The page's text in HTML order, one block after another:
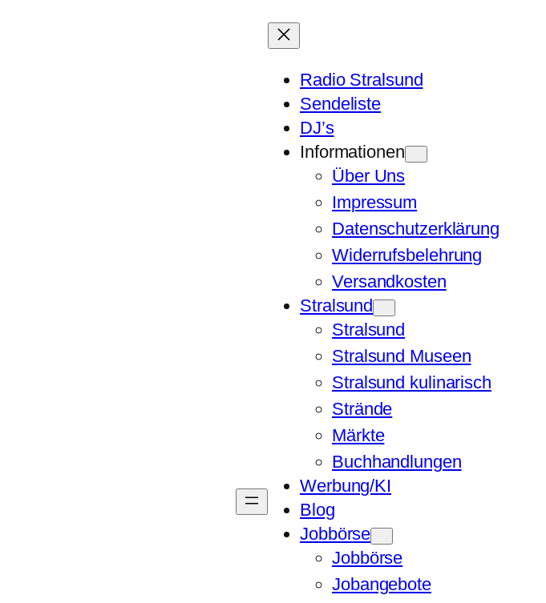
Radio Stralsund
Sendeliste
DJ’s
Informationen
Über Uns
Impressum
Datenschutzerklärung
Widerrufsbelehrung
Versandkosten
Stralsund
Stralsund
Stralsund Museen
Stralsund kulinarisch
Strände
Märkte
Buchhandlungen
Werbung/KI
Blog
Jobbörse
Jobbörse
Jobangebote